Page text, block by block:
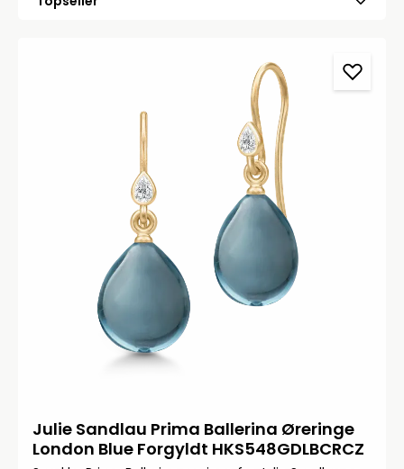
Julie Sandlau Prima Ballerina Øreringe
London Blue Forgyldt HKS548GDLBCRCZ